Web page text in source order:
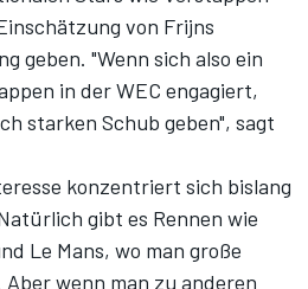
von Frijns
geben. "Wenn sich also ein
in der WEC engagiert,
starken Schub geben", sagt
konzentriert sich bislang
gibt es Rennen wie
Le Mans, wo man große
wenn man zu anderen